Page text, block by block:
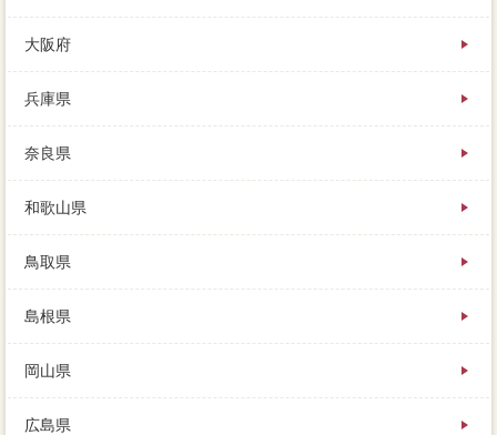
大阪府
兵庫県
奈良県
和歌山県
鳥取県
島根県
岡山県
広島県